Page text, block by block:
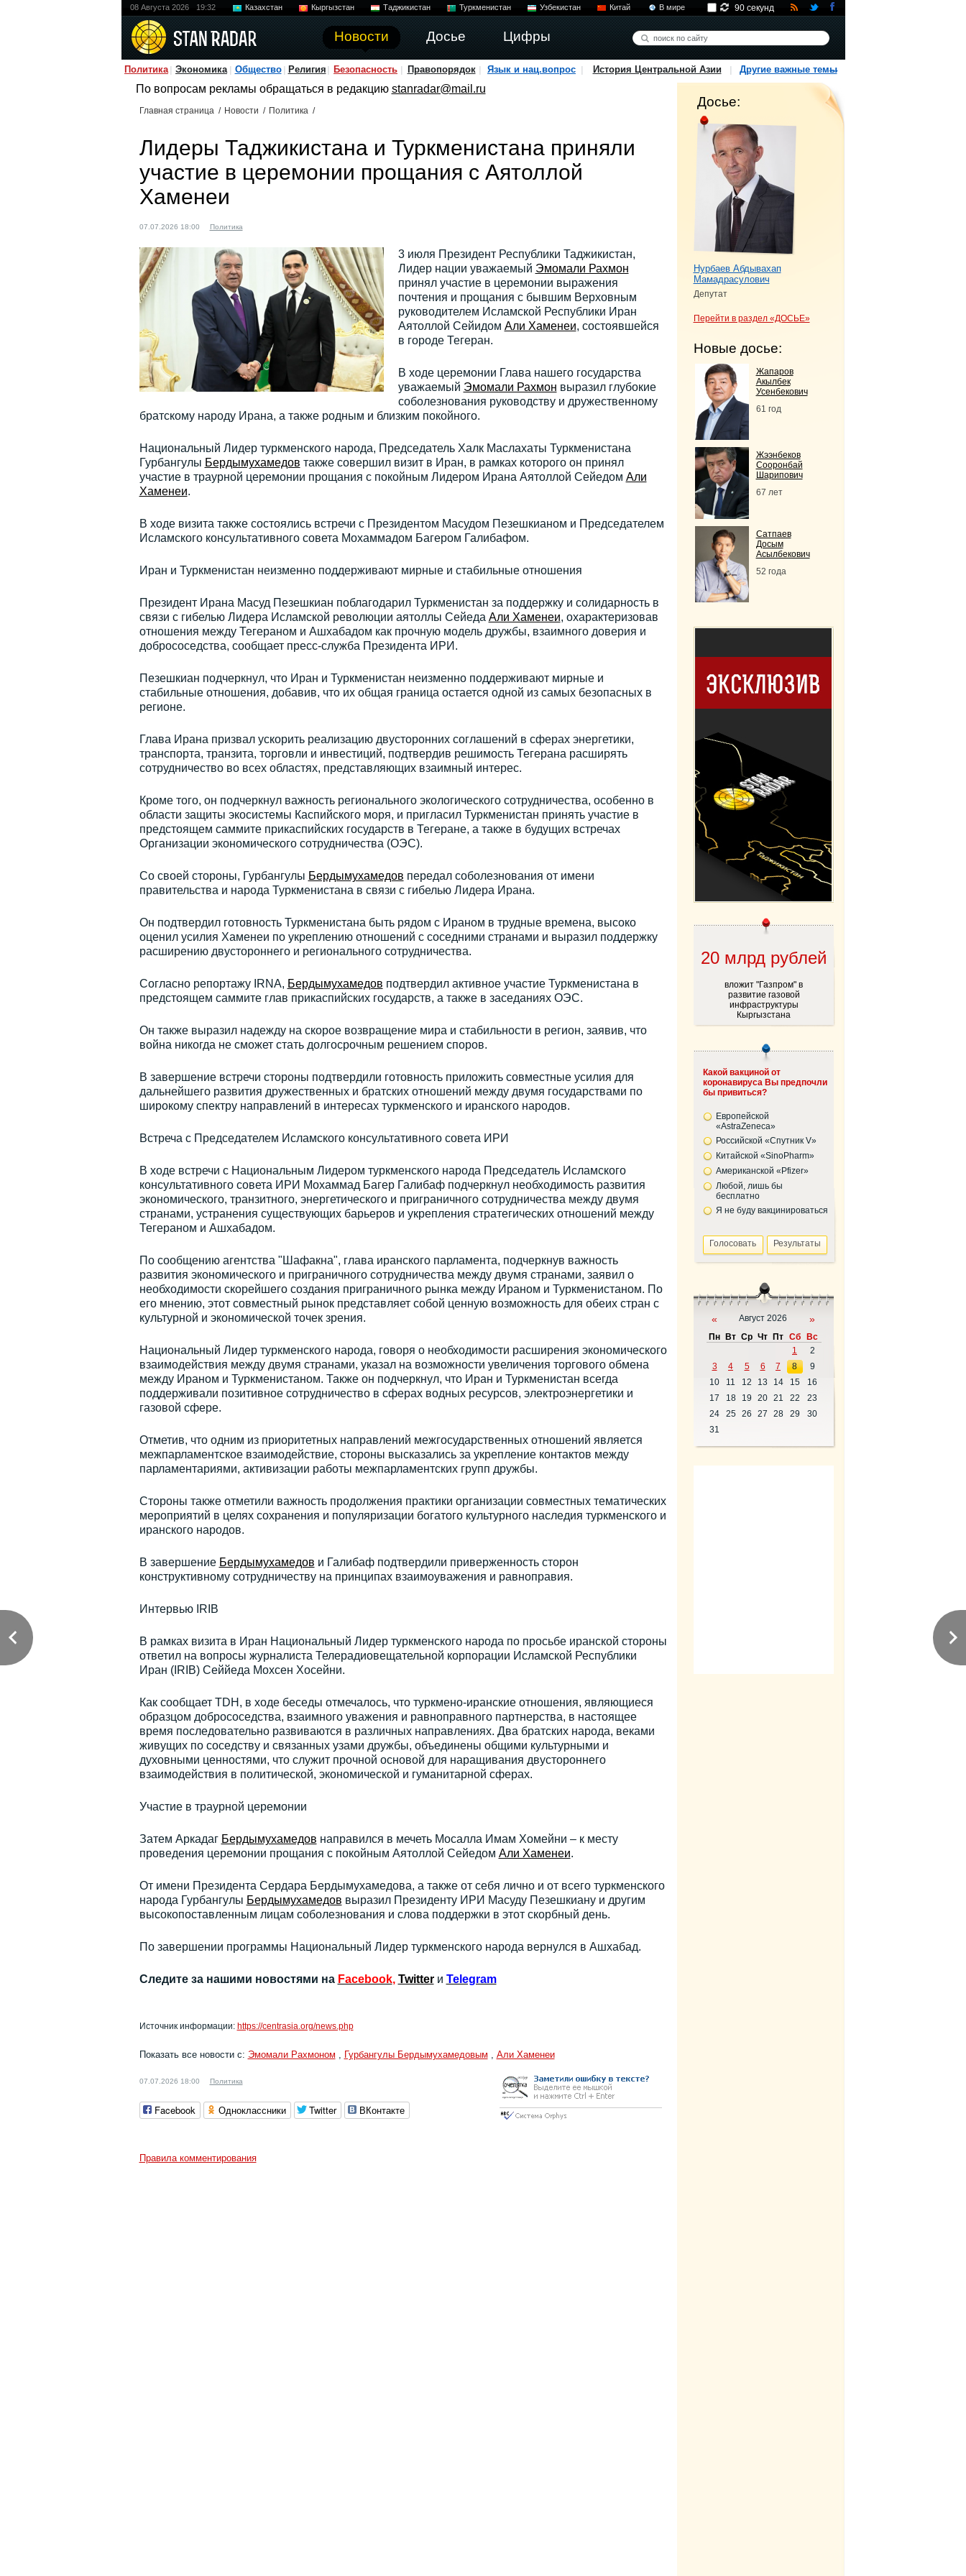
08 Августа 2026 19:32 Казахстан Кыргызстан Таджикистан Туркменистан Узбекистан Китай В мире
Новости Досье Цифры
90 секунд
Политика Экономика Общество Религия Безопасность Правопорядок Язык и нац.вопрос История Центральной Азии Другие важные темы
По вопросам рекламы обращаться в редакцию stanradar@mail.ru
Главная страница / Новости / Политика /
Лидеры Таджикистана и Туркменистана приняли
участие в церемонии прощания с Аятоллой
Хаменеи
07.07.2026 18:00 Политика
3 июля Президент Республики Таджикистан,
Лидер нации уважаемый Эмомали Рахмон
принял участие в церемонии выражения
почтения и прощания с бывшим Верховным
руководителем Исламской Республики Иран
Аятоллой Сейидом Али Хаменеи, состоявшейся
в городе Тегеран.
В ходе церемонии Глава нашего государства
уважаемый Эмомали Рахмон выразил глубокие
соболезнования руководству и дружественному
братскому народу Ирана, а также родным и близким покойного.
Национальный Лидер туркменского народа, Председатель Халк Маслахаты Туркменистана
Гурбангулы Бердымухамедов также совершил визит в Иран, в рамках которого он принял
участие в траурной церемонии прощания с покойным Лидером Ирана Аятоллой Сейедом Али
Хаменеи.
В ходе визита также состоялись встречи с Президентом Масудом Пезешкианом и Председателем
Исламского консультативного совета Мохаммадом Багером Галибафом.
Иран и Туркменистан неизменно поддерживают мирные и стабильные отношения
Президент Ирана Масуд Пезешкиан поблагодарил Туркменистан за поддержку и солидарность в
связи с гибелью Лидера Исламской революции аятоллы Сейеда Али Хаменеи, охарактеризовав
отношения между Тегераном и Ашхабадом как прочную модель дружбы, взаимного доверия и
добрососедства, сообщает пресс-служба Президента ИРИ.
Пезешкиан подчеркнул, что Иран и Туркменистан неизменно поддерживают мирные и
стабильные отношения, добавив, что их общая граница остается одной из самых безопасных в
регионе.
Глава Ирана призвал ускорить реализацию двусторонних соглашений в сферах энергетики,
транспорта, транзита, торговли и инвестиций, подтвердив решимость Тегерана расширять
сотрудничество во всех областях, представляющих взаимный интерес.
Кроме того, он подчеркнул важность регионального экологического сотрудничества, особенно в
области защиты экосистемы Каспийского моря, и пригласил Туркменистан принять участие в
предстоящем саммите прикаспийских государств в Тегеране, а также в будущих встречах
Организации экономического сотрудничества (ОЭС).
Со своей стороны, Гурбангулы Бердымухамедов передал соболезнования от имени
правительства и народа Туркменистана в связи с гибелью Лидера Ирана.
Он подтвердил готовность Туркменистана быть рядом с Ираном в трудные времена, высоко
оценил усилия Хаменеи по укреплению отношений с соседними странами и выразил поддержку
расширению двустороннего и регионального сотрудничества.
Согласно репортажу IRNA, Бердымухамедов подтвердил активное участие Туркменистана в
предстоящем саммите глав прикаспийских государств, а также в заседаниях ОЭС.
Он также выразил надежду на скорое возвращение мира и стабильности в регион, заявив, что
война никогда не сможет стать долгосрочным решением споров.
В завершение встречи стороны подтвердили готовность приложить совместные усилия для
дальнейшего развития дружественных и братских отношений между двумя государствами по
широкому спектру направлений в интересах туркменского и иранского народов.
Встреча с Председателем Исламского консультативного совета ИРИ
В ходе встречи с Национальным Лидером туркменского народа Председатель Исламского
консультативного совета ИРИ Мохаммад Багер Галибаф подчеркнул необходимость развития
экономического, транзитного, энергетического и приграничного сотрудничества между двумя
странами, устранения существующих барьеров и укрепления стратегических отношений между
Тегераном и Ашхабадом.
По сообщению агентства "Шафакна", глава иранского парламента, подчеркнув важность
развития экономического и приграничного сотрудничества между двумя странами, заявил о
необходимости скорейшего создания приграничного рынка между Ираном и Туркменистаном. По
его мнению, этот совместный рынок представляет собой ценную возможность для обеих стран с
культурной и экономической точек зрения.
Национальный Лидер туркменского народа, говоря о необходимости расширения экономического
взаимодействия между двумя странами, указал на возможности увеличения торгового обмена
между Ираном и Туркменистаном. Также он подчеркнул, что Иран и Туркменистан всегда
поддерживали позитивное сотрудничество в сферах водных ресурсов, электроэнергетики и
газовой сфере.
Отметив, что одним из приоритетных направлений межгосударственных отношений является
межпарламентское взаимодействие, стороны высказались за укрепление контактов между
парламентариями, активизации работы межпарламентских групп дружбы.
Стороны также отметили важность продолжения практики организации совместных тематических
мероприятий в целях сохранения и популяризации богатого культурного наследия туркменского и
иранского народов.
В завершение Бердымухамедов и Галибаф подтвердили приверженность сторон
конструктивному сотрудничеству на принципах взаимоуважения и равноправия.
Интервью IRIB
В рамках визита в Иран Национальный Лидер туркменского народа по просьбе иранской стороны
ответил на вопросы журналиста Телерадиовещательной корпорации Исламской Республики
Иран (IRIB) Сеййеда Мохсен Хосейни.
Как сообщает TDH, в ходе беседы отмечалось, что туркмено-иранские отношения, являющиеся
образцом добрососедства, взаимного уважения и равноправного партнерства, в настоящее
время последовательно развиваются в различных направлениях. Два братских народа, веками
живущих по соседству и связанных узами дружбы, объединены общими культурными и
духовными ценностями, что служит прочной основой для наращивания двустороннего
взаимодействия в политической, экономической и гуманитарной сферах.
Участие в траурной церемонии
Затем Аркадаг Бердымухамедов направился в мечеть Мосалла Имам Хомейни – к месту
проведения церемонии прощания с покойным Аятоллой Сейедом Али Хаменеи.
От имени Президента Сердара Бердымухамедова, а также от себя лично и от всего туркменского
народа Гурбангулы Бердымухамедов выразил Президенту ИРИ Масуду Пезешкиану и другим
высокопоставленным лицам соболезнования и слова поддержки в этот скорбный день.
По завершении программы Национальный Лидер туркменского народа вернулся в Ашхабад.
Следите за нашими новостями на Facebook, Twitter и Telegram
Источник информации: https://centrasia.org/news.php
Показать все новости с: Эмомали Рахмоном , Гурбангулы Бердымухамедовым , Али Хаменеи
07.07.2026 18:00 Политика
Facebook Одноклассники Twitter ВКонтакте
Правила комментирования
Досье:
Нурбаев Абдывахап
Мамадрасулович
Депутат
Перейти в раздел «ДОСЬЕ»
Новые досье:
Жапаров
Акылбек
Усенбекович
61 год
Жээнбеков
Сооронбай
Шарипович
67 лет
Сатпаев
Досым
Асылбекович
52 года
20 млрд рублей
вложит "Газпром" в
развитие газовой
инфраструктуры
Кыргызстана
Какой вакциной от
коронавируса Вы предпочли
бы привиться?
Европейской
«AstraZeneca»
Российской «Спутник V»
Китайской «SinoPharm»
Американской «Pfizer»
Любой, лишь бы
бесплатно
Я не буду вакцинироваться
« Август 2026 »
Пн Вт Ср Чт Пт Сб
Вс
1
2
3
4 5 6 7 8
9
10
11 12 13 14 15
16
17
18 19 20 21 22
23
24
25 26 27 28 29
30
31